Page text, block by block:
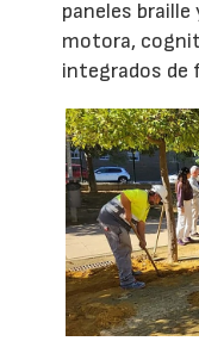
paneles
motora,
integrados de